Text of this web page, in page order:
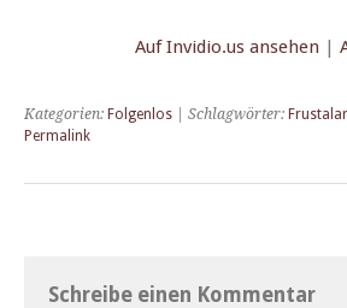
Auf Invidio.us anse­hen |
Kategorien: Folgenlos | Schlagwörter:
Permalink
Schreibe einen Kommentar